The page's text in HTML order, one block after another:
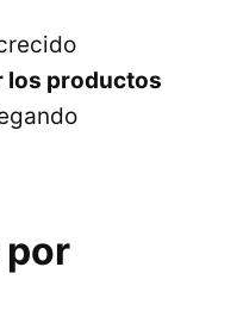
los productos
por